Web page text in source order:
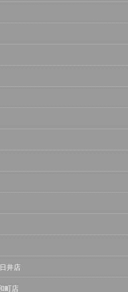
井店
町店